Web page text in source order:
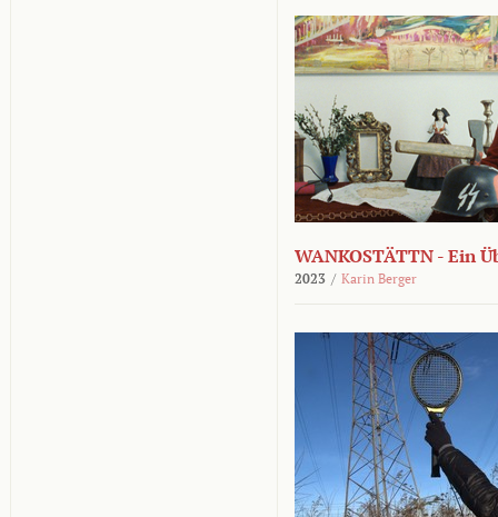
WANKOSTÄTTN - Ein
2023 / Karin Berger